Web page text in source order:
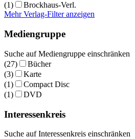
(1)
Brockhaus-Verl.
Mehr Verlag-Filter anzeigen
Mediengruppe
Suche auf Mediengruppe einschränken
(27)
Bücher
(3)
Karte
(1)
Compact Disc
(1)
DVD
Interessenkreis
Suche auf Interessenkreis einschränken